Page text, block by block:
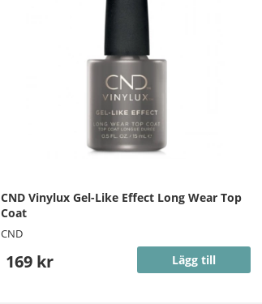
CND Vinylux Gel-Like Effect Long Wear Top
Coat
CND
169 kr Lägg till